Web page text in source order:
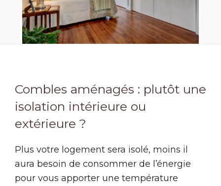
Combles aménagés : plutôt une
isolation intérieure ou
extérieure ?
Plus votre logement sera isolé, moins il
aura besoin de consommer de l’énergie
pour vous apporter une température